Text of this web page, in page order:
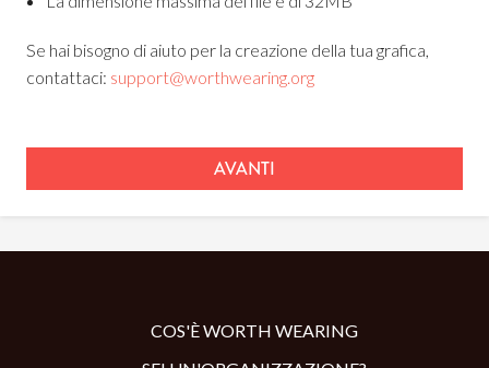
Se hai bisogno di aiuto per la creazione della tua grafica,
contattaci: support@worthwearing.org
AVANTI
COS'È WORTH WEARING